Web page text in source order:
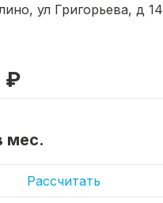
ул Григорьева, д 14
₽
мес.
Рассчитать